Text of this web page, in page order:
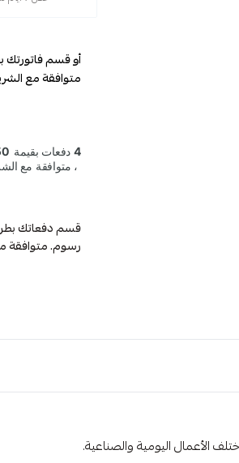
أو قسم فاتورتك
متوافقة مع
رسوم. متوافقة
الأعمال اليومية والصناعية.